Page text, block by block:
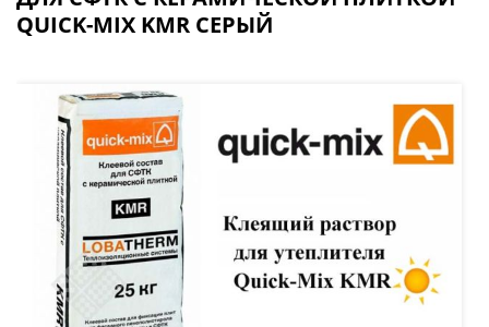
QUICK-MIX KMR СЕРЫЙ